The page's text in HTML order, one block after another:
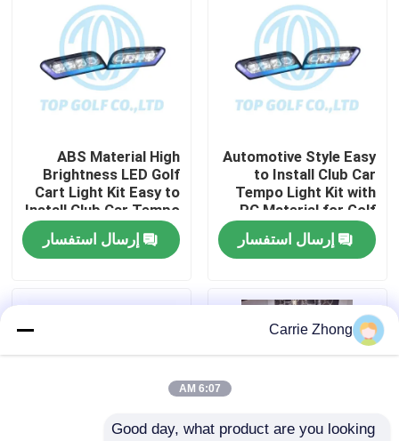
معلومات عنا
جولة في المعمل
مراقبة الجودة
اتصل بنا
أخبار
مرايا جانبية لعربة الجولف
لوحة القيادة عربة الجولف
Automotive Style Easy
to Install Club Car
Tempo Light Kit with
PC Material for Golf
Cart LED Light Kit
إرسال استفسار
ABS Material High
Brightness LED Golf
Cart Light Kit Easy to
Install Club Car Tempo
إرسال استفسار
Carrie Zhong
6:07 AM
Good day, what product are you looking